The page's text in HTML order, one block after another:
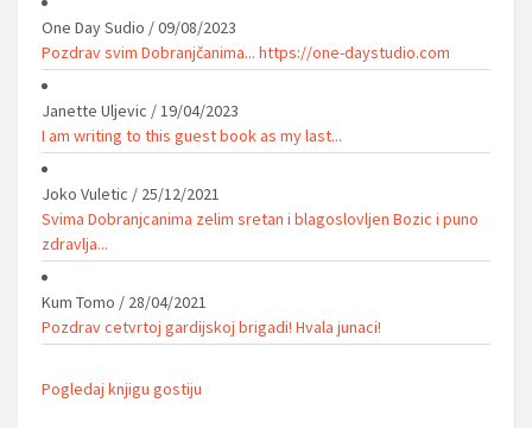
One Day Sudio /09/08/2023
Pozdrav svim Dobranjčanima... https://one-daystudio.com
Janette Uljevic /19/04/2023
I am writing to this guest book as my last...
Joko Vuletic / 25/12/2021
Svima Dobranjcanima zelim sretan i blagoslovljen Bozic i puno
zdravlja...
Kum Tomo / 28/04/2021
Pozdrav cetvrtoj gardijskoj brigadi! Hvala junaci!
Pogledaj knjigu gostiju